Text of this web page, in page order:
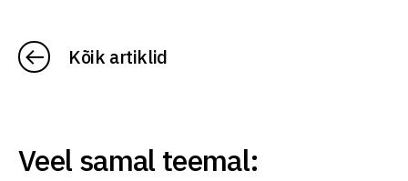
Kõik artiklid
Veel samal teemal: